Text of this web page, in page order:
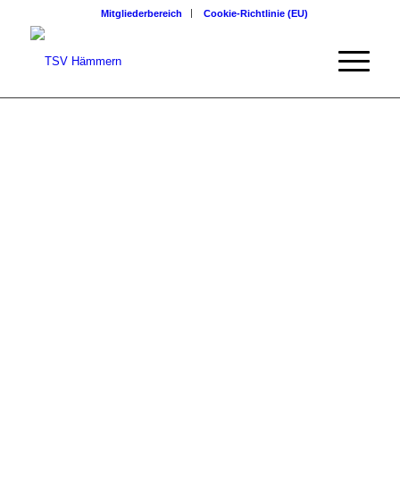
Mitgliederbereich Cookie-Richtlinie (EU)